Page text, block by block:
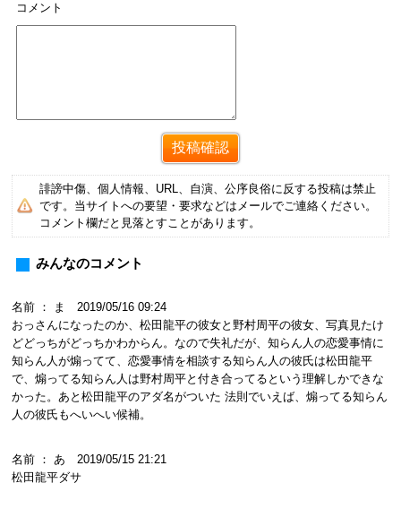
コメント
誹謗中傷、個人情報、URL、自演、公序良俗に反する投稿は禁止
です。当サイトへの要望・要求などはメールでご連絡ください。
コメント欄だと見落とすことがあります。
みんなのコメント
名前 ： ま 2019/05/16 09:24
おっさんになったのか、松田龍平の彼女と野村周平の彼女、写真見たけ
どどっちがどっちかわからん。なので失礼だが、知らん人の恋愛事情に
知らん人が煽ってて、恋愛事情を相談する知らん人の彼氏は松田龍平
で、煽ってる知らん人は野村周平と付き合ってるという理解しかできな
かった。あと松田龍平のアダ名がついた 法則でいえば、煽ってる知らん
人の彼氏もへいへい候補。
名前 ： あ 2019/05/15 21:21
松田龍平ダサ